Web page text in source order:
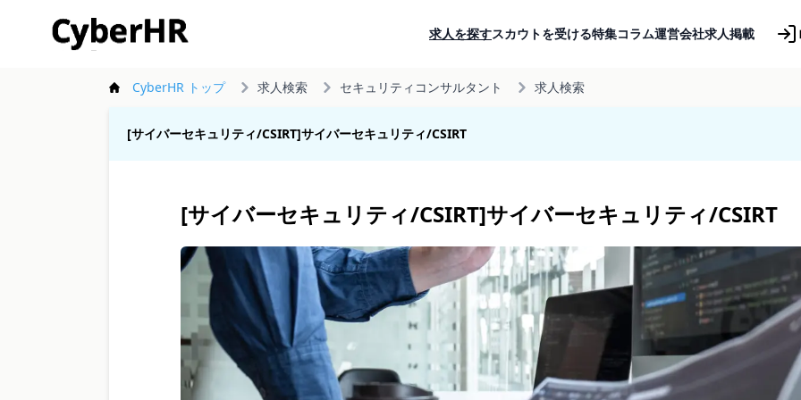
CyberHR 求人を探すスカウトを受ける特集コラム運営会社求人掲載
CyberHR トップ 求人検索 セキュリティコンサルタント 求人検索
[サイバーセキュリティ/CSIRT]サイバーセキュリティ/CSIRT
[サイバーセキュリティ/CSIRT]サイバーセキュリティ/CSIRT